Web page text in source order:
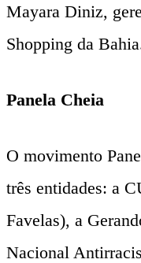
Mayara Diniz,
Shopping da
Panela Cheia
O movimento
três entidades: a
Favelas), a
Nacional